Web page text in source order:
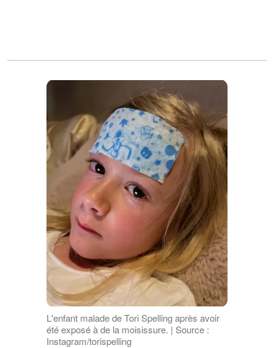
L'enfant malade de Tori Spelling après avoir
été exposé à de la moisissure. | Source :
Instagram/torispelling